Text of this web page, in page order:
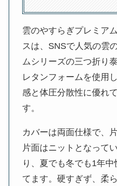
雲のやすらぎプレミア
スは、SNSで人気の雲
ムシリーズの三つ折り
レタンフォームを使用
感と体圧分散性に優れ
す。
カバーは両面仕様で、
片面はニットとなって
り、夏でも冬でも1年
てます。硬すぎず、柔